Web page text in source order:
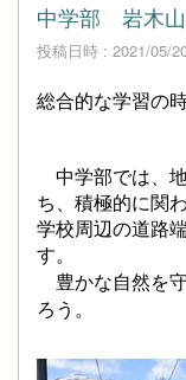
中学部 岩木
投稿日時 : 2021/05/
総合的な学習の
中学部では、
ち、積極的に関
学校周辺の道路
す。
豊かな自然を
ろう。